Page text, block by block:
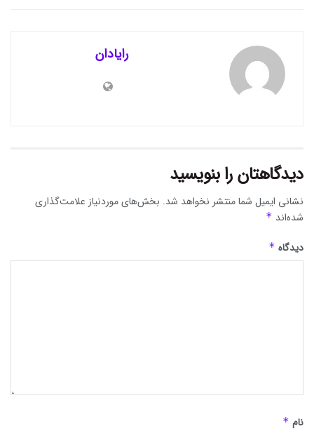
رایادان
دیدگاهتان را بنویسید
نشانی ایمیل شما منتشر نخواهد شد. بخش‌های موردنیاز علامت‌گذاری
شده‌اند *
دیدگاه *
نام *